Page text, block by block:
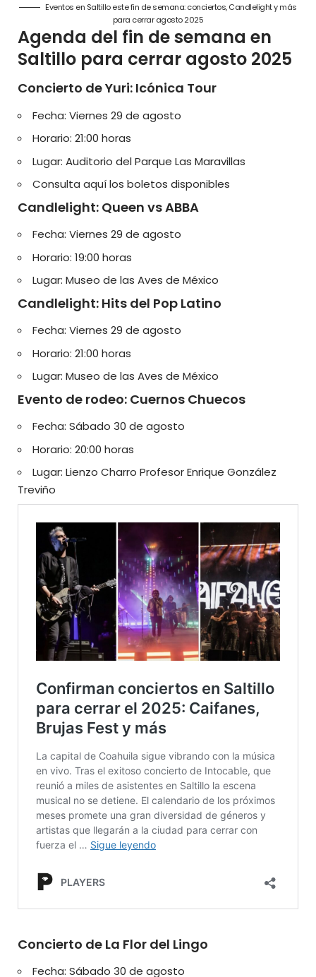
Eventos en Saltillo este fin de semana: conciertos, Candlelight y más
para cerrar agosto 2025
Agenda del fin de semana en
Saltillo para cerrar agosto 2025
Concierto de Yuri: Icónica Tour
Fecha: Viernes 29 de agosto
Horario: 21:00 horas
Lugar: Auditorio del Parque Las Maravillas
Consulta aquí los boletos disponibles
Candlelight: Queen vs ABBA
Fecha: Viernes 29 de agosto
Horario: 19:00 horas
Lugar: Museo de las Aves de México
Candlelight: Hits del Pop Latino
Fecha: Viernes 29 de agosto
Horario: 21:00 horas
Lugar: Museo de las Aves de México
Evento de rodeo: Cuernos Chuecos
Fecha: Sábado 30 de agosto
Horario: 20:00 horas
Lugar: Lienzo Charro Profesor Enrique González
Treviño
Concierto de La Flor del Lingo
Fecha: Sábado 30 de agosto